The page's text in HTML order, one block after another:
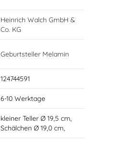
Heinrich Walch GmbH &
Co. KG
Geburtsteller Melamin
124744591
6-10 Werktage
kleiner Teller Ø 19,5 cm,
Schälchen Ø 19,0 cm,